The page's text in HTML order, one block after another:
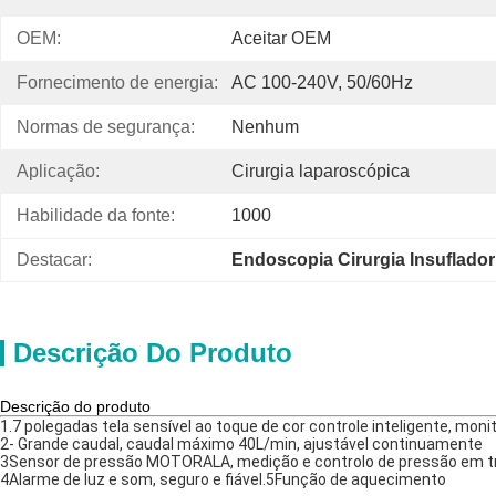
OEM: Aceitar OEM
Fornecimento de energia: AC 100-240V, 50/60Hz
Normas de segurança: Nenhum
Aplicação: Cirurgia laparoscópica
Habilidade da fonte: 1000
Destacar: Endoscopia Cirurgia Insuflador
Descrição Do Produto
Descrição do produto
1.7 polegadas tela sensível ao toque de cor controle inteligente,
2- Grande caudal, caudal máximo 40L/min, ajustável continuamente
3Sensor de pressão MOTORALA, medição e controlo de pressão em
4Alarme de luz e som, seguro e fiável.5Função de aquecimento